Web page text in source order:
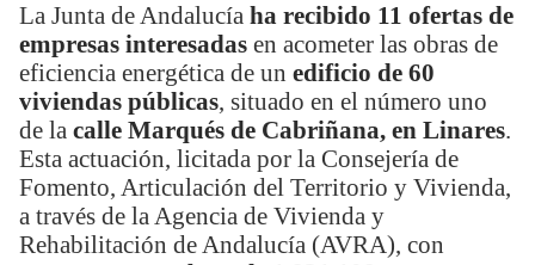
La Junta de Andalucía ha recibido 11 ofertas de
empresas interesadas en acometer las obras de
eficiencia energética de un edificio de 60
viviendas públicas, situado en el número uno
de la calle Marqués de Cabriñana, en Linares.
Esta actuación, licitada por la Consejería de
Fomento, Articulación del Territorio y Vivienda,
a través de la Agencia de Vivienda y
Rehabilitación de Andalucía (AVRA), con